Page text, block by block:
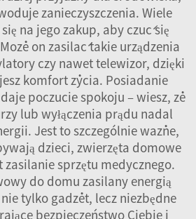
zanieczyszczenia. Wiele
na jego zakup, aby czuć się
on zasilać takie urządzenia
czy nawet telewizor, dzięki
komfort życia. Posiadanie
poczucie spokoju – wiesz, że
lub wyłączenia prądu nadal
Jest to szczególnie ważne,
dzieci, zwierzęta domowe
zasilanie sprzętu medycznego.
do domu zasilany energią
tylko gadżet, lecz niezbędne
bezpieczeństwo Ciebie i